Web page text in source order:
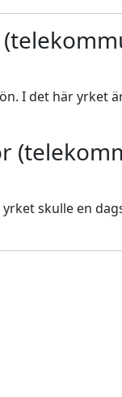
I det här yrket
skulle en